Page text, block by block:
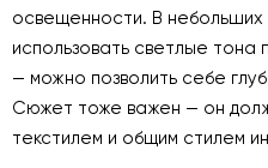
освещенности. В
использовать светлые
— можно позволить себе
Сюжет тоже важен — он
текстилем и общим стилем